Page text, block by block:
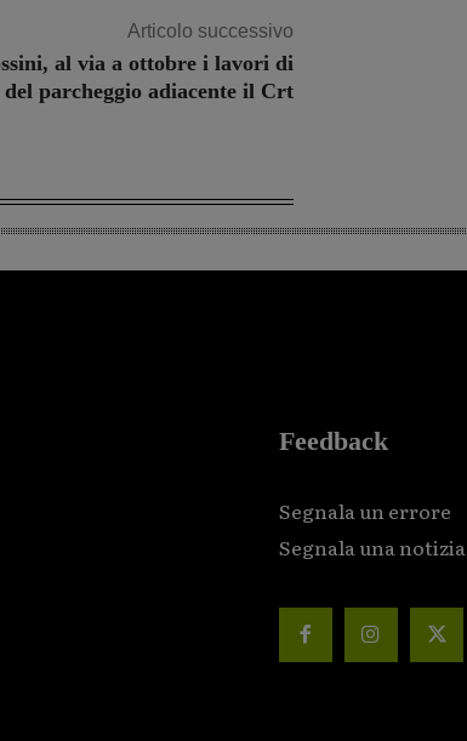
Articolo successivo
al via a ottobre i lavori di
del parcheggio adiacente il Crt
Feedback
Segnala un errore
Segnala una notizia